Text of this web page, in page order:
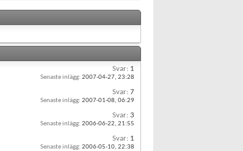
Svar: 1
Senaste inlägg: 2007-04-27, 23:28
Svar: 7
Senaste inlägg: 2007-01-08, 06:29
Svar: 3
Senaste inlägg: 2006-06-22, 21:55
Svar: 1
Senaste inlägg: 2006-05-10, 22:38